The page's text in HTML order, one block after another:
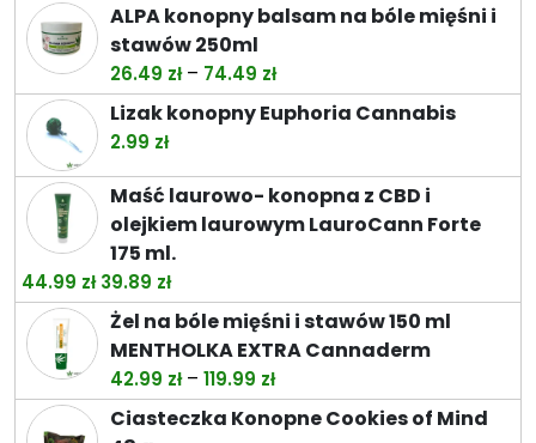
ALPA konopny balsam na bóle mięśni i
stawów 250ml
26.49 zł – 74.49 złZakres
cen:
od
do
74.49 zł
Lizak konopny Euphoria Cannabis
2.99 zł
Maść laurowo- konopna z CBD i
olejkiem laurowym LauroCann Forte
175 ml.
44.99 zł Pierwotna
cena
wynosiła:
44.99 zł.
39.89 złAktualna
cena
wynosi:
39.89 zł.
Żel na bóle mięśni i stawów 150 ml
MENTHOLKA EXTRA Cannaderm
42.99 zł – 119.99 złZakres
cen:
od
Ciasteczka Konopne Cookies of Mind